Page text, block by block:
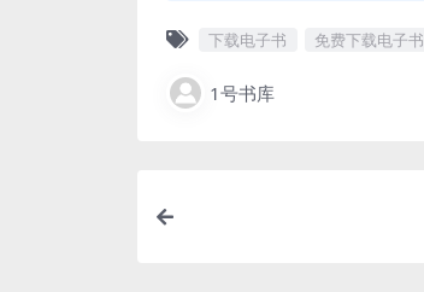
下载电子书 免费下载电子书
1号书库